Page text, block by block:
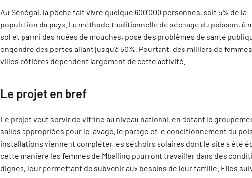
Au Sénégal, la pêche fait vivre quelque 600’000 personnes, soit 5% de la
population du pays. La méthode traditionnelle de séchage du poisson, à
sol et parmi des nuées de mouches, pose des problèmes de santé
engendre des pertes allant jusqu’à 50%. Pourtant, des milliers de
villes côtières dépendent largement de cette activité.
Le projet en bref
Le projet veut servir de vitrine au niveau national, en dotant le
salles appropriées pour le lavage, le parage et le conditionnement du
installations viennent compléter les séchoirs solaires dont le site a été
cette manière les femmes de Mballing pourront travailler dans des
dignes, leur permettant de subvenir aux besoins de leur famille. Elles